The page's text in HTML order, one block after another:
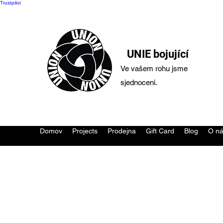
Trustpilot
UNIE bojující
Ve vašem rohu jsme
sjednoceni.
Domov Projects Prodejna Gift Card Blog O